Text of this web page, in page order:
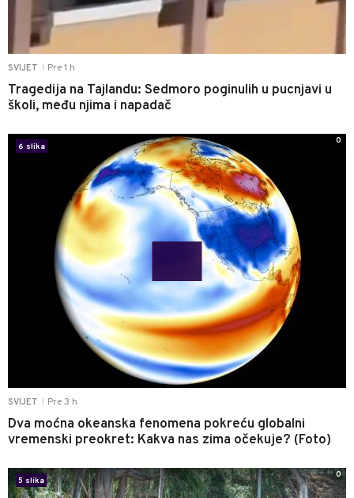
SVIJET Pre 1 h
Tragedija na Tajlandu: Sedmoro poginulih u pucnjavi u
školi, među njima i napadač
SVIJET Pre 3 h
Dva moćna okeanska fenomena pokreću globalni
vremenski preokret: Kakva nas zima očekuje? (Foto)
6 slika
0
5 slika
0